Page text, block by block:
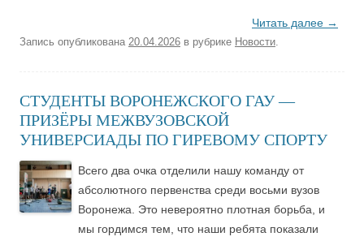
Читать далее →
Запись опубликована 20.04.2026 в рубрике Новости.
СТУДЕНТЫ ВОРОНЕЖСКОГО ГАУ —
ПРИЗЁРЫ МЕЖВУЗОВСКОЙ
УНИВЕРСИАДЫ ПО ГИРЕВОМУ СПОРТУ
Всего два очка отделили нашу команду от
абсолютного первенства среди восьми вузов
Воронежа. Это невероятно плотная борьба, и
мы гордимся тем, что наши ребята показали